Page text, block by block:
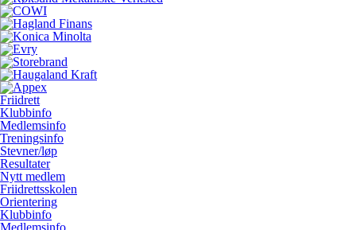
Friidrett
Klubbinfo
Medlemsinfo
Treningsinfo
Stevner/løp
Resultater
Nytt medlem
Friidrettsskolen
Orientering
Klubbinfo
Medlemsinfo